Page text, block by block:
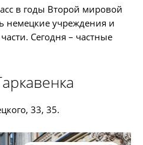
в годы Второй мировой
немецкие учреждения и
Сегодня – частные
33, 35.